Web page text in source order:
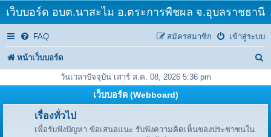
เว็บบอร์ด อบต.นาสะไม อ.ตระการพืชผล จ.อุบลราชธานี
FAQ เข้าสู่ระบบ
สมัครสมาชิก
หน้าเว็บบอร์ด
วันเวลาปัจจุบัน เสาร์ ส.ค. 08, 2026 5:36 pm
เว็บบอร์ด (Webboard)
เรื่องทั่วไป
เพื่อรับฟังปัญหา ข้อเสนอแนะ รับฟังความคิดเห็นของประชาชนใน